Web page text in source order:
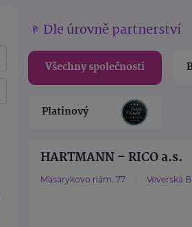
Dle úrovně partnerství
Všechny společnosti
Platinový
HARTMANN – RICO a.s.
Masarykovo nám. 77 Veverská